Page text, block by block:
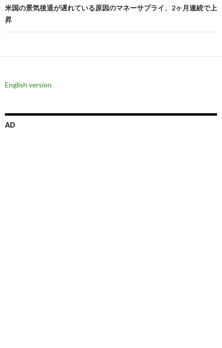
ビ
ゲ
シ
米国の景気後退が遅れている原因のマネーサプライ、2ヶ月連続で上
昇
English version
AD